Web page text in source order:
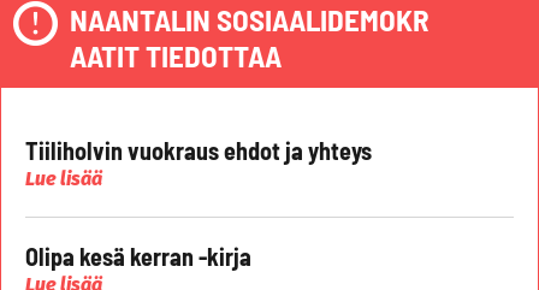
NAANTALIN SOSIAALIDEMOKR
AATIT TIEDOTTAA
Tiiliholvin vuokraus ehdot ja yhteys
Lue lisää
Olipa kesä kerran -kirja
Lue lisää